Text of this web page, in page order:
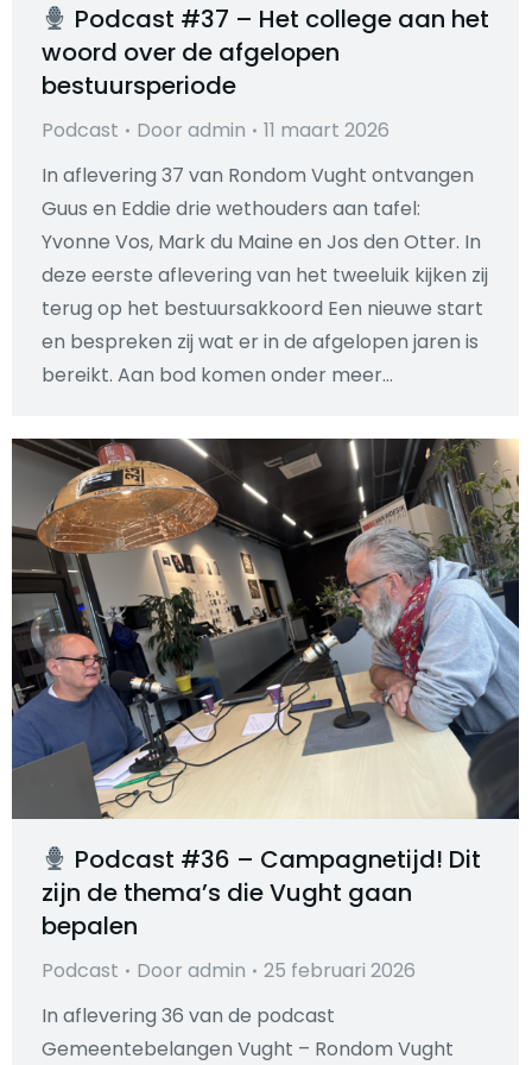
Podcast #37 – Het college aan het
woord over de afgelopen
bestuursperiode
Podcast Door admin
11 maart 2026
In aflevering 37 van Rondom Vught ontvangen
Guus en Eddie drie wethouders aan tafel:
Yvonne Vos, Mark du Maine en Jos den Otter. In
deze eerste aflevering van het tweeluik kijken zij
terug op het bestuursakkoord Een nieuwe start
en bespreken zij wat er in de afgelopen jaren is
bereikt. Aan bod komen onder meer…
Podcast #36 – Campagnetijd! Dit
zijn de thema’s die Vught gaan
bepalen
Podcast Door admin
25 februari 2026
In aflevering 36 van de podcast
Gemeentebelangen Vught – Rondom Vught